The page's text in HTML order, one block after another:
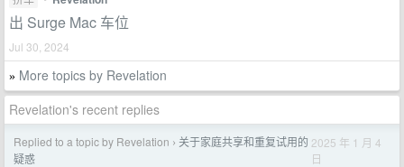
出 Surge Mac 车位
Jul 30, 2024
» More topics by Revelation
Revelation's recent replies
Replied to a topic by Revelation › 关于家庭共享和重复试用的
疑惑
2025 年 1 月 4
日